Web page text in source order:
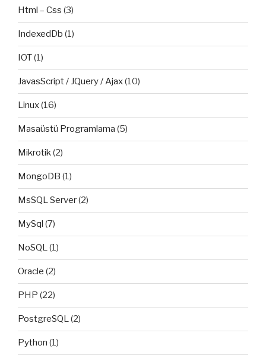
Html – Css (3)
IndexedDb (1)
IOT(1)
JavasScript / JQuery / Ajax(10)
Linux(16)
Masaüstü Programlama (5)
Mikrotik(2)
MongoDB (1)
MsSQL Server(2)
MySql (7)
NoSQL(1)
Oracle (2)
PHP (22)
PostgreSQL(2)
Python (1)